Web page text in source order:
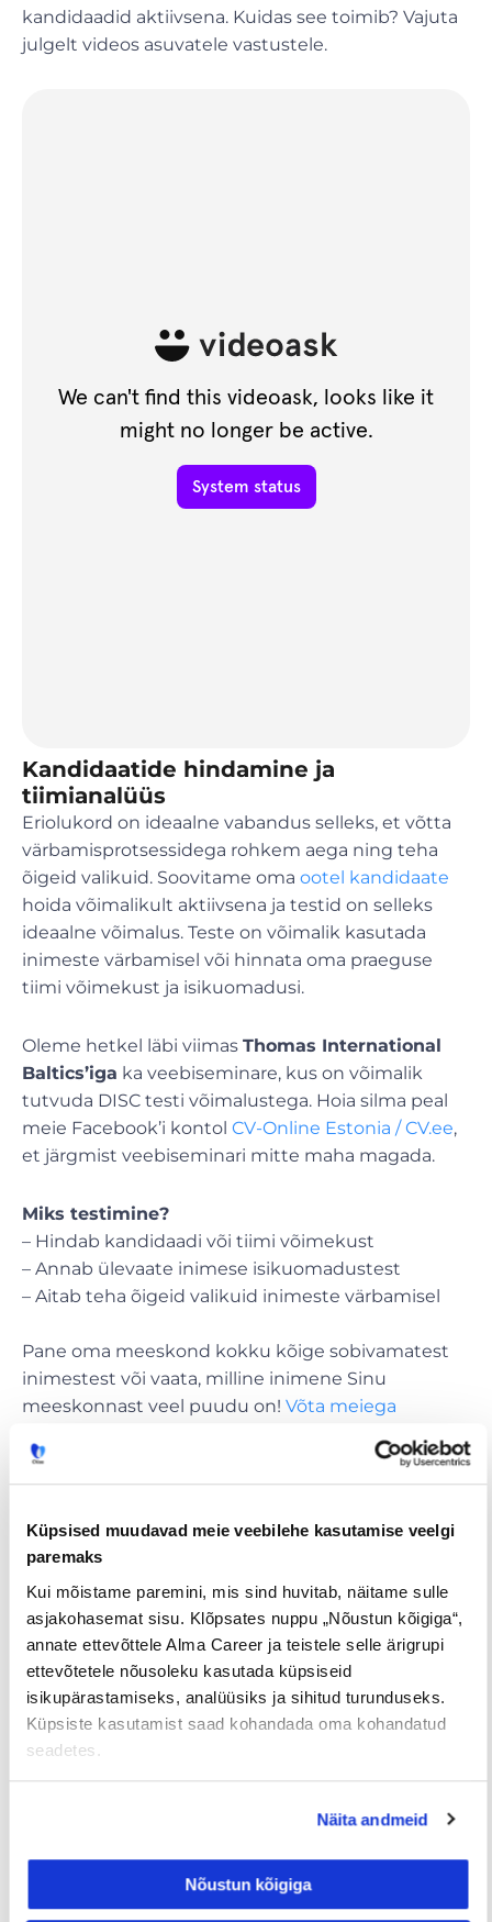
Küpsised muudavad meie veebilehe kasutamise veelgi
paremaks
Kui mõistame paremini, mis sind huvitab, näitame sulle
asjakohasemat sisu. Klõpsates nuppu „Nõustun kõigiga“,
annate ettevõttele Alma Career ja teistele selle ärigrupi
ettevõtetele nõusoleku kasutada küpsiseid
isikupärastamiseks, analüüsiks ja sihitud turunduseks.
Küpsiste kasutamist saad kohandada oma kohandatud
seadetes.
Näita andmeid
Nõustun kõigiga
kandidaadid aktiivsena. Kuidas see toimib? Vajuta
julgelt videos asuvatele vastustele.
Kandidaatide hindamine ja
tiimianalüüs
Eriolukord on ideaalne vabandus selleks, et võtta
värbamisprotsessidega rohkem aega ning teha
õigeid valikuid. Soovitame oma ootel kandidaate
hoida võimalikult aktiivsena ja testid on selleks
ideaalne võimalus. Teste on võimalik kasutada
inimeste värbamisel või hinnata oma praeguse
tiimi võimekust ja isikuomadusi.
Oleme hetkel läbi viimas Thomas International
Baltics’iga ka veebiseminare, kus on võimalik
tutvuda DISC testi võimalustega. Hoia silma peal
meie Facebook’i kontol CV-Online Estonia / CV.ee,
et järgmist veebiseminari mitte maha magada.
Miks testimine?
– Hindab kandidaadi või tiimi võimekust
– Annab ülevaate inimese isikuomadustest
– Aitab teha õigeid valikuid inimeste värbamisel
Pane oma meeskond kokku kõige sobivamatest
inimestest või vaata, milline inimene Sinu
meeskonnast veel puudu on! Võta meiega
Õige aeg talentide jahtimiseks
vabastanud suure hulga talendikaid töötajaid,
on tekitanud tööturul äreva seisu ning lisaks töö
kaotanud inimestele on ka hetkel töötavad
kandidaadid otsimas uusi tööalaseid väljavaateid.
Seda eelkõige just seetõttu, et oma töökoha
säilimse osas ollakse ebakindlad.
talente on võimalik aga püüda kasutades
…kas asume koos jahile?